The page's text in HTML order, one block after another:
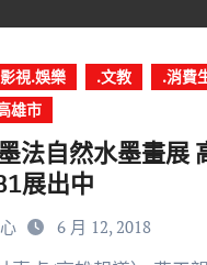
視.娛樂 .文教
.消費
雄市
法自然水墨畫展
展出中
6 月 12, 2018